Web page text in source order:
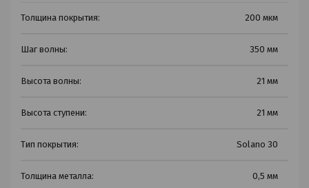
Толщина покрытия: 200 мкм
Шаг волны: 350 мм
Высота волны: 21 мм
Высота ступени: 21 мм
Тип покрытия: Solano 30
Толщина металла: 0,5 мм